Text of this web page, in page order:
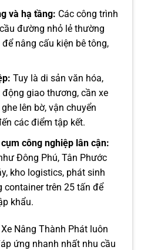
và hạ tầng: Các công trình
đường nhỏ lẻ thường
nâng cấu kiện bê tông,
Tuy là di sản văn hóa,
giao thương, cần xe
lên bờ, vận chuyển
các điểm tập kết.
công nghiệp lân cận:
Đông Phú, Tân Phước
kho logistics, phát sinh
container trên 25 tấn để
khẩu.
Nâng Thành Phát luôn
ứng nhanh nhất nhu cầu